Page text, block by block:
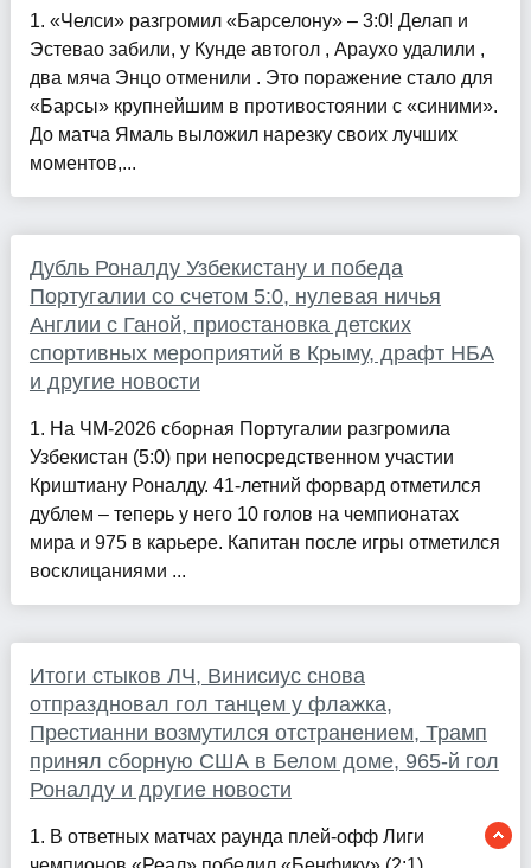
1. «Челси» разгромил «Барселону» – 3:0! Делап и
Эстевао забили, у Кунде автогол , Араухо удалили ,
два мяча Энцо отменили . Это поражение стало для
«Барсы» крупнейшим в противостоянии с «синими».
До матча Ямаль выложил нарезку своих лучших
моментов,...
Дубль Роналду Узбекистану и победа
Португалии со счетом 5:0, нулевая ничья
Англии с Ганой, приостановка детских
спортивных мероприятий в Крыму, драфт НБА
и другие новости
1. На ЧМ-2026 сборная Португалии разгромила
Узбекистан (5:0) при непосредственном участии
Криштиану Роналду. 41-летний форвард отметился
дублем – теперь у него 10 голов на чемпионатах
мира и 975 в карьере. Капитан после игры отметился
восклицаниями ...
Итоги стыков ЛЧ, Винисиус снова
отпраздновал гол танцем у флажка,
Престианни возмутился отстранением, Трамп
принял сборную США в Белом доме, 965-й гол
Роналду и другие новости
1. В ответных матчах раунда плей-офф Лиги